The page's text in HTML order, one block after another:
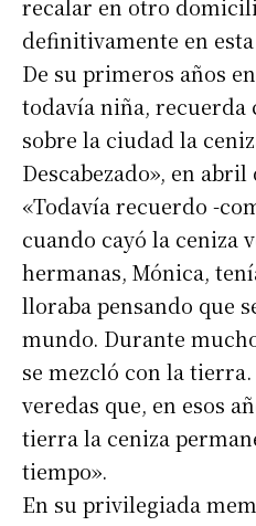
recalar en otro
definitivamente en
De su primeros años
todavía niña, recuerda
sobre la ciudad la
Descabezado», en abril
«Todavía recuerdo -
cuando cayó la ceniza
hermanas, Mónica,
lloraba pensando que
mundo. Durante
se mezcló con la
veredas que, en esos
tierra la ceniza
tiempo».
En su privilegiada